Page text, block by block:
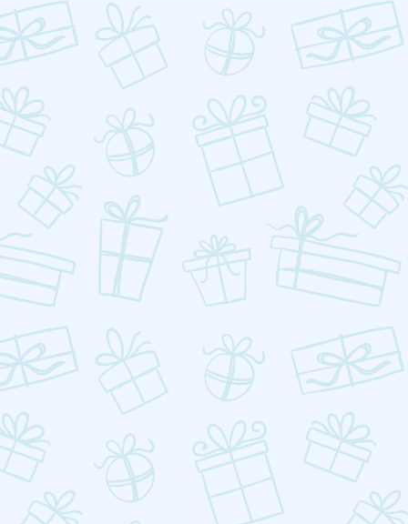
БОНУС ВІД ОРГАНІЗАТОРА
SendPulse — українська платформа
автоматизації маркетингу і продажів з більше ніж
3 мільйонами користувачів в світі.
Користуйтесясервісом імейл розсилок
безоплатно протягом 30 днів. З кодомesfreem
перший місяць у подарунок!
➤ Комунікуйте доречно та вчасно за допомогою
автоматичних тригерних розсилок.
➤ Покращуйте конверсії за допомогою
сегментації і персоналізації.
➤ Використовуйте 130+ професійних шаблонів.
➤ Оптимізуйте роботу з текстами email розсилок
завдяки штучному інтелекту.